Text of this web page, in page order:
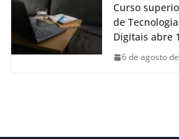
Curso
de
Digitais abre
6 de agosto